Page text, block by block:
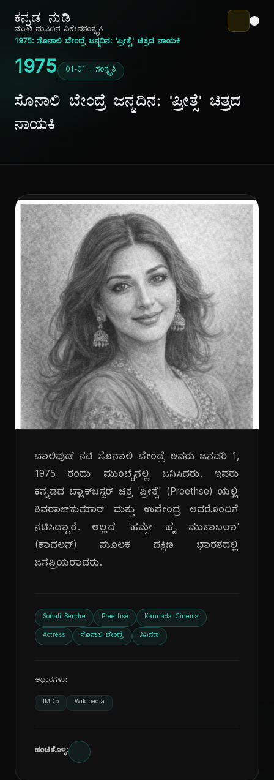
ಕನ್ನಡ ನುಡಿ
ಮುಖ ಪುಟದಿನ ವಿಶೇಷಸಂಸ್ಕೃತಿ
1975: ಸೊನಾಲಿ ಬೇಂದ್ರೆ ಜನ್ಮದಿನ: 'ಪ್ರೀತ್ಸೆ' ಚಿತ್ರದ ನಾಯಕಿ
1975 01-01 · ಸಂಸ್ಕೃತಿ
ಸೊನಾಲಿ ಬೇಂದ್ರೆ ಜನ್ಮದಿನ: 'ಪ್ರೀತ್ಸೆ' ಚಿತ್ರದ
ನಾಯಕಿ
ಬಾಲಿವುಡ್ ನಟಿ ಸೊನಾಲಿ ಬೇಂದ್ರೆ ಅವರು ಜನವರಿ 1,
1975 ರಂದು ಮುಂಬೈನಲ್ಲಿ ಜನಿಸಿದರು. ಇವರು
ಕನ್ನಡದ ಬ್ಲಾಕ್‌ಬಸ್ಟರ್ ಚಿತ್ರ 'ಪ್ರೀತ್ಸೆ' (Preethse) ಯಲ್ಲಿ
ಶಿವರಾಜ್‌ಕುಮಾರ್ ಮತ್ತು ಉಪೇಂದ್ರ ಅವರೊಂದಿಗೆ
ನಟಿಸಿದ್ದಾರೆ. ಅಲ್ಲದೆ 'ಹಮ್ಸೇ ಹೈ ಮುಕಾಬಲಾ'
(ಕಾದಲನ್) ಮೂಲಕ ದಕ್ಷಿಣ ಭಾರತದಲ್ಲಿ
ಜನಪ್ರಿಯರಾದರು.
Sonali Bendre Preethse Kannada Cinema
Actress ಸೊನಾಲಿ ಬೇಂದ್ರೆ ಸಿನಿಮಾ
ಆಧಾರಗಳು:
IMDb Wikipedia
ಹಂಚಿಕೊಳ್ಳಿ: